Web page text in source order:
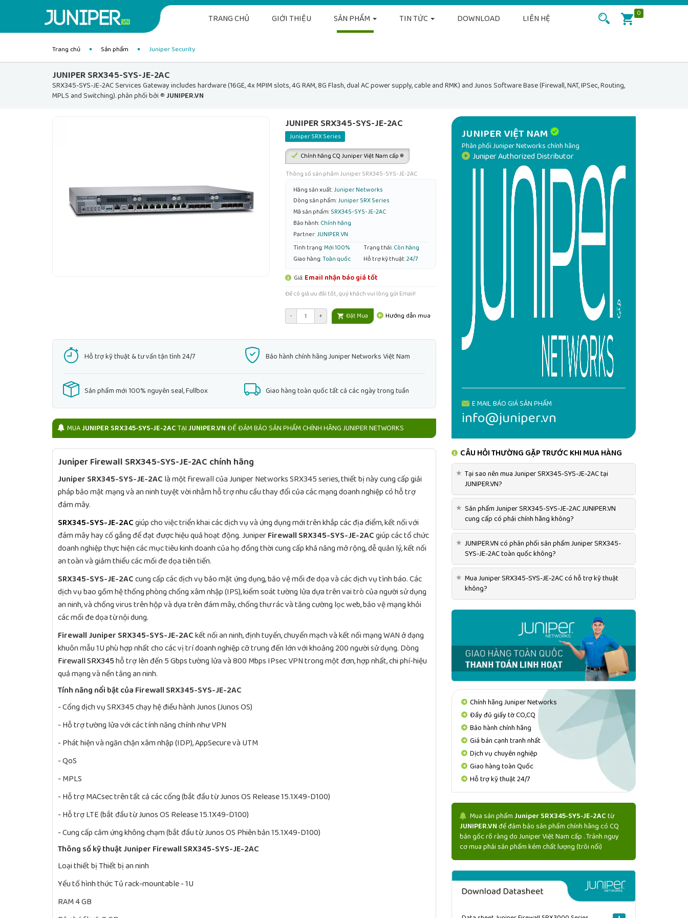
TRANG CHỦ GIỚI THIỆU SẢN PHẨM TIN TỨC DOWNLOAD LIÊN HỆ 0
Trang chủ Sản phẩm Juniper Security
JUNIPER SRX345-SYS-JE-2AC
SRX345-SYS-JE-2AC Services Gateway includes hardware (16GE, 4x MPIM slots, 4G RAM, 8G Flash, dual AC power supply, cable and RMK) and Junos Software Base (Firewall, NAT, IPSec, Routing,
MPLS and Switching). phân phối bởi ®JUNIPER.VN
JUNIPER SRX345-SYS-JE-2AC
Juniper SRX Series
Chính hãng CQ Juniper Việt Nam cấp ®
Thông số sản phẩm Juniper SRX345-SYS-JE-2AC
Hãng sản xuất:Juniper Networks
Dòng sản phẩm:Juniper SRX Series
Mã sản phẩm: SRX345-SYS-JE-2AC
Bảo hành: Chính hãng
Partner:JUNIPER.VN
Tình trạng: Mới 100% Trạng thái: Còn hàng
Giao hàng:Toàn quốc Hỗ trợ kỹ thuật:24/7
Giá: Email nhận báo giá tốt
Để có giá ưu đãi tốt, quý khách vui lòng gửi Email!
- + Đặt Mua Hướng dẫn mua
Hỗ trợ kỹ thuật & tư vấn tận tình 24/7 Bảo hành chính hãng Juniper Networks Việt Nam
Sản phẩm mới 100% nguyên seal, Fullbox Giao hàng toàn quốc tất cả các ngày trong tuần
MUAJUNIPER SRX345-SYS-JE-2ACTẠIJUNIPER.VNĐỂ ĐẢM BẢO SẢN PHẨM CHÍNH HÃNG JUNIPER NETWORKS
Juniper Firewall SRX345-SYS-JE-2AC chính hãng
Juniper SRX345-SYS-JE-2AC là một firewall của Juniper Networks SRX345 series, thiết bị này cung cấp giải
pháp bảo mật mạng và an ninh tuyệt vời nhằm hỗ trợ nhu cầu thay đổi của các mạng doanh nghiệp có hỗ trợ
đám mây.
SRX345-SYS-JE-2ACgiúp cho việc triển khai các dịch vụ và ứng dụng mới trên khắp các địa điểm, kết nối với
đám mây hay cố gắng để đạt được hiệu quả hoạt động. JuniperFirewall SRX345-SYS-JE-2ACgiúp các tổ chức
doanh nghiệp thực hiện các mục tiêu kinh doanh của họ đồng thời cung cấp khả năng mở rộng, dễ quản lý, kết nối
an toàn và giảm thiểu các mối đe dọa tiên tiến.
SRX345-SYS-JE-2ACcung cấp các dịch vụ bảo mật ứng dụng, bảo vệ mối đe dọa và các dịch vụ tình báo. Các
dịch vụ bao gồm hệ thống phòng chống xâm nhập (IPS), kiểm soát tường lửa dựa trên vai trò của người sử dụng
an ninh, và chống virus trên hộp và dựa trên đám mây, chống thư rác và tăng cường lọc web, bảo vệ mạng khỏi
các mối đe dọa từ nội dung.
Firewall Juniper SRX345-SYS-JE-2ACkết nối an ninh, định tuyến, chuyển mạch và kết nối mạng WAN ở dạng
khuôn mẫu 1U phù hợp nhất cho các vị trí doanh nghiệp cỡ trung đến lớn với khoảng 200 người sử dụng. Dòng
Firewall SRX345hỗ trợ lên đến 5 Gbps tường lửa và 800 Mbps IPsec VPN trong một đơn, hợp nhất, chi phí-hiệu
quả mạng và nền tảng an ninh.
Tính năng nổi bật của Firewall SRX345-SYS-JE-2AC
- Cổng dịch vụ SRX345 chạy hệ điều hành Junos (Junos OS)
- Hỗ trợ tường lửa với các tính năng chính như VPN
- Phát hiện và ngăn chặn xâm nhập (IDP), AppSecure và UTM
- QoS
- MPLS
- Hỗ trợ MACsec trên tất cả các cổng (bắt đầu từ Junos OS Release 15.1X49-D100)
- Hỗ trợ LTE (bắt đầu từ Junos OS Release 15.1X49-D100)
- Cung cấp cảm ứng không chạm (bắt đầu từ Junos OS Phiên bản 15.1X49-D100)
Thông số kỹ thuật Juniper Firewall SRX345-SYS-JE-2AC
Loại thiết bị Thiết bị an ninh
Yếu tố hình thức Tủ rack-mountable - 1U
RAM 4 GB
JUNIPER VIỆT NAM
Phân phối Juniper Networks chính hãng
Juniper Authorized Distributor
E MAIL BÁO GIÁ SẢN PHẨM
info@juniper.vn
CÂU HỎI THƯỜNG GẶP TRƯỚC KHI MUA HÀNG
★ Tại sao nên mua Juniper SRX345-SYS-JE-2AC tại
JUNIPER.VN?
★ Sản phẩm Juniper SRX345-SYS-JE-2AC JUNIPER.VN
cung cấp có phải chính hãng không?
★ JUNIPER.VN có phân phối sản phẩm Juniper SRX345-
SYS-JE-2AC toàn quốc không?
★ Mua Juniper SRX345-SYS-JE-2AC có hỗ trợ kỹ thuật
không?
Chính hãng Juniper Networks
Đầy đủ giấy tờ CO,CQ
Bảo hành chính hãng
Giá bán cạnh tranh nhất
Dịch vụ chuyên nghiệp
Giao hàng toàn Quốc
Hỗ trợ kỹ thuật 24/7
Mua sản phẩmJuniper SRX345-SYS-JE-2ACtừ
JUNIPER.VNđể đảm bảo sản phẩm chính hãng có CQ
bản gốc rõ ràng do Juniper Việt Nam cấp . Tránh nguy
cơ mua phải sản phẩm kém chất lượng (trôi nổi)